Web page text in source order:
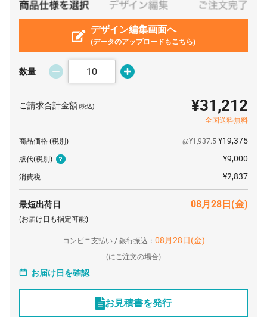
3000 個 ¥254 ¥773,553
デザイン編集画面へ
(データのアップロードもこちら)
数量
ご請求合計金額(税込) ¥31,212
全国送料無料
商品価格 (税別) @¥1,937.5 ¥19,375
版代(税別) ¥9,000
消費税 ¥2,837
最短出荷日 08月28日(金)
(お届け日も指定可能)
コンビニ支払い / 銀行振込： 08月28日(金)
(にご注文の場合)
お届け日を確認
お見積書を発行